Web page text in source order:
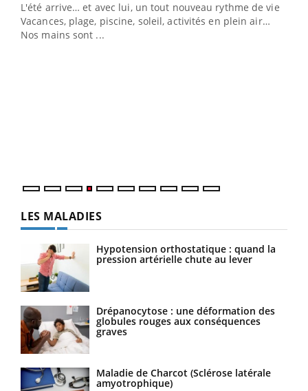
L'été arrive… et avec lui, un tout nouveau rythme de vie !
Vacances, plage, piscine, soleil, activités en plein air…
Nos mains sont ...
LES MALADIES
Hypotension orthostatique : quand la
pression artérielle chute au lever
Drépanocytose : une déformation des
globules rouges aux conséquences
graves
Maladie de Charcot (Sclérose latérale
amyotrophique)